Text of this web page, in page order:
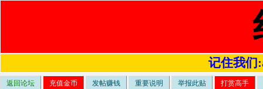
记住我们
返回论坛 充值金币 发帖赚钱 重要说明 举报此贴 打赏高手